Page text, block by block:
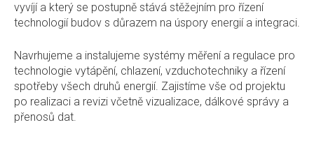
vyvíjí a který se postupně stává stěžejním pro řízení
technologií budov s důrazem na úspory energií a integraci.
Navrhujeme a instalujeme systémy měření a regulace pro
technologie vytápění, chlazení, vzduchotechniky a řízení
spotřeby všech druhů energií. Zajistíme vše od projektu
po realizaci a revizi včetně vizualizace, dálkové správy a
přenosů dat.